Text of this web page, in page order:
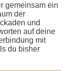
gemeinsam ein
der
und
auf deine
mit
du bisher